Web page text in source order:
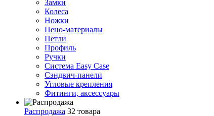
Замки
Колеса
Ножки
Пено-материалы
Петли
Профиль
Ручки
Система Easy Case
Сэндвич-панели
Угловые крепления
Фитинги, аксессуары
Распродажа 32 товара